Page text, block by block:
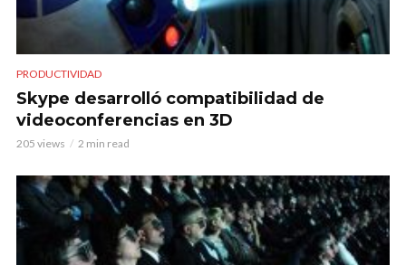
PRODUCTIVIDAD
Skype desarrolló compatibilidad de
videoconferencias en 3D
205 views 2 min read